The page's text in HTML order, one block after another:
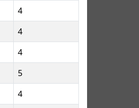
4
4
4
5
4